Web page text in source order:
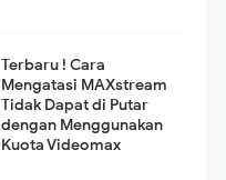
Terbaru ! Cara
Mengatasi MAXstream
Tidak Dapat di Putar
dengan Menggunakan
Kuota Videomax